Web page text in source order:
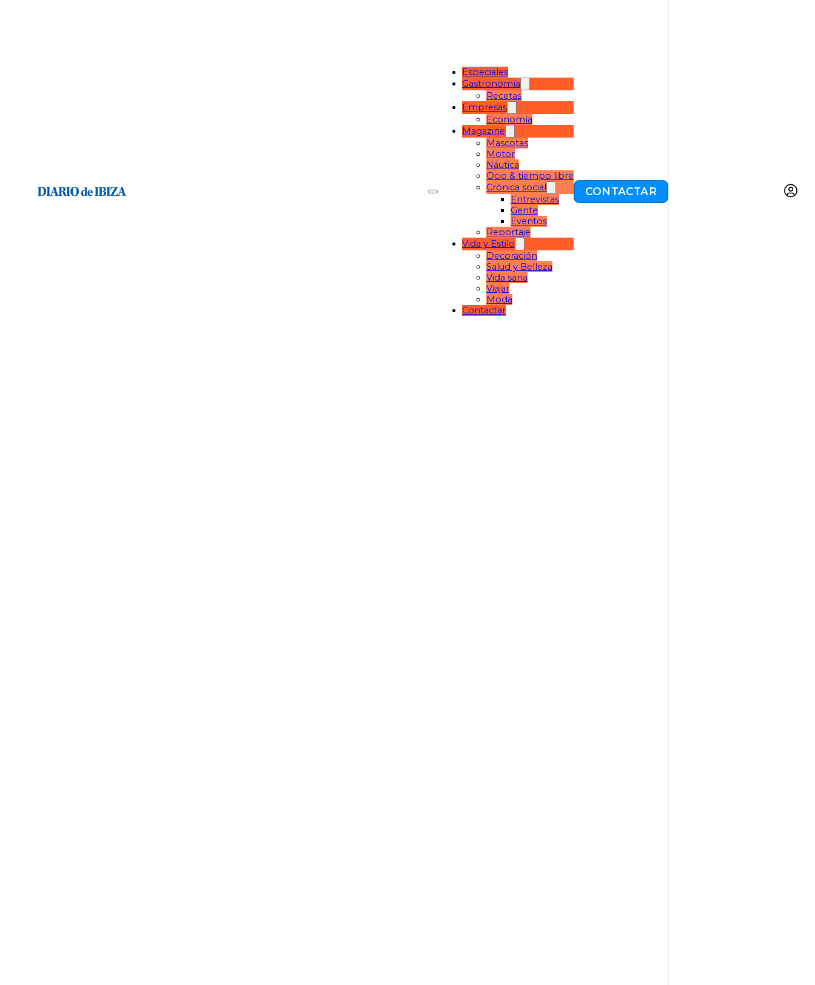
Especiales
Gastronomía
Recetas
Empresas
Economía
Magazine
Mascotas
Motor
Náutica
Ocio & tiempo libre
Crónica social
Entrevistas
Gente
Eventos
Reportaje
Vida y Estilo
Decoración
Salud y Belleza
Vida sana
Viajar
Moda
Contactar
CONTACTAR